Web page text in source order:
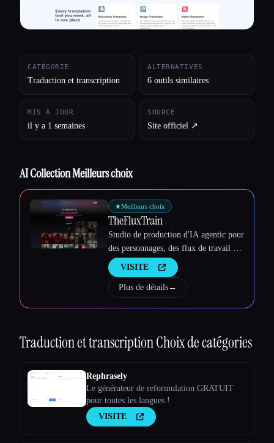
CATÉGORIE
Traduction et transcription
ALTERNATIVES
6 outils similaires
MIS À JOUR
il y a 1 semaines
SOURCE
Site officiel ↗︎
AI Collection Meilleurs choix
★Meilleurs choix
TheFluxTrain
Studio de production d'IA agentic pour
des personnages, des flux de travail et
des vidéos cohérents
VISITE
Plus de détails→
Traduction et transcriptionChoix de catégories
Rephrasely
Le générateur de reformulation GRATUIT
pour toutes les langues !
VISITE